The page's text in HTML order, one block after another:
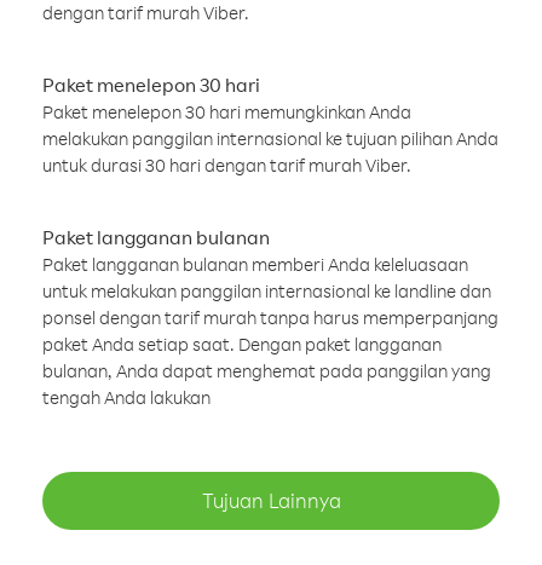
dengan tarif murah Viber.
Paket menelepon 30 hari
Paket menelepon 30 hari memungkinkan Anda
melakukan panggilan internasional ke tujuan pilihan Anda
untuk durasi 30 hari dengan tarif murah Viber.
Paket langganan bulanan
Paket langganan bulanan memberi Anda keleluasaan
untuk melakukan panggilan internasional ke landline dan
ponsel dengan tarif murah tanpa harus memperpanjang
paket Anda setiap saat. Dengan paket langganan
bulanan, Anda dapat menghemat pada panggilan yang
tengah Anda lakukan
Tujuan Lainnya